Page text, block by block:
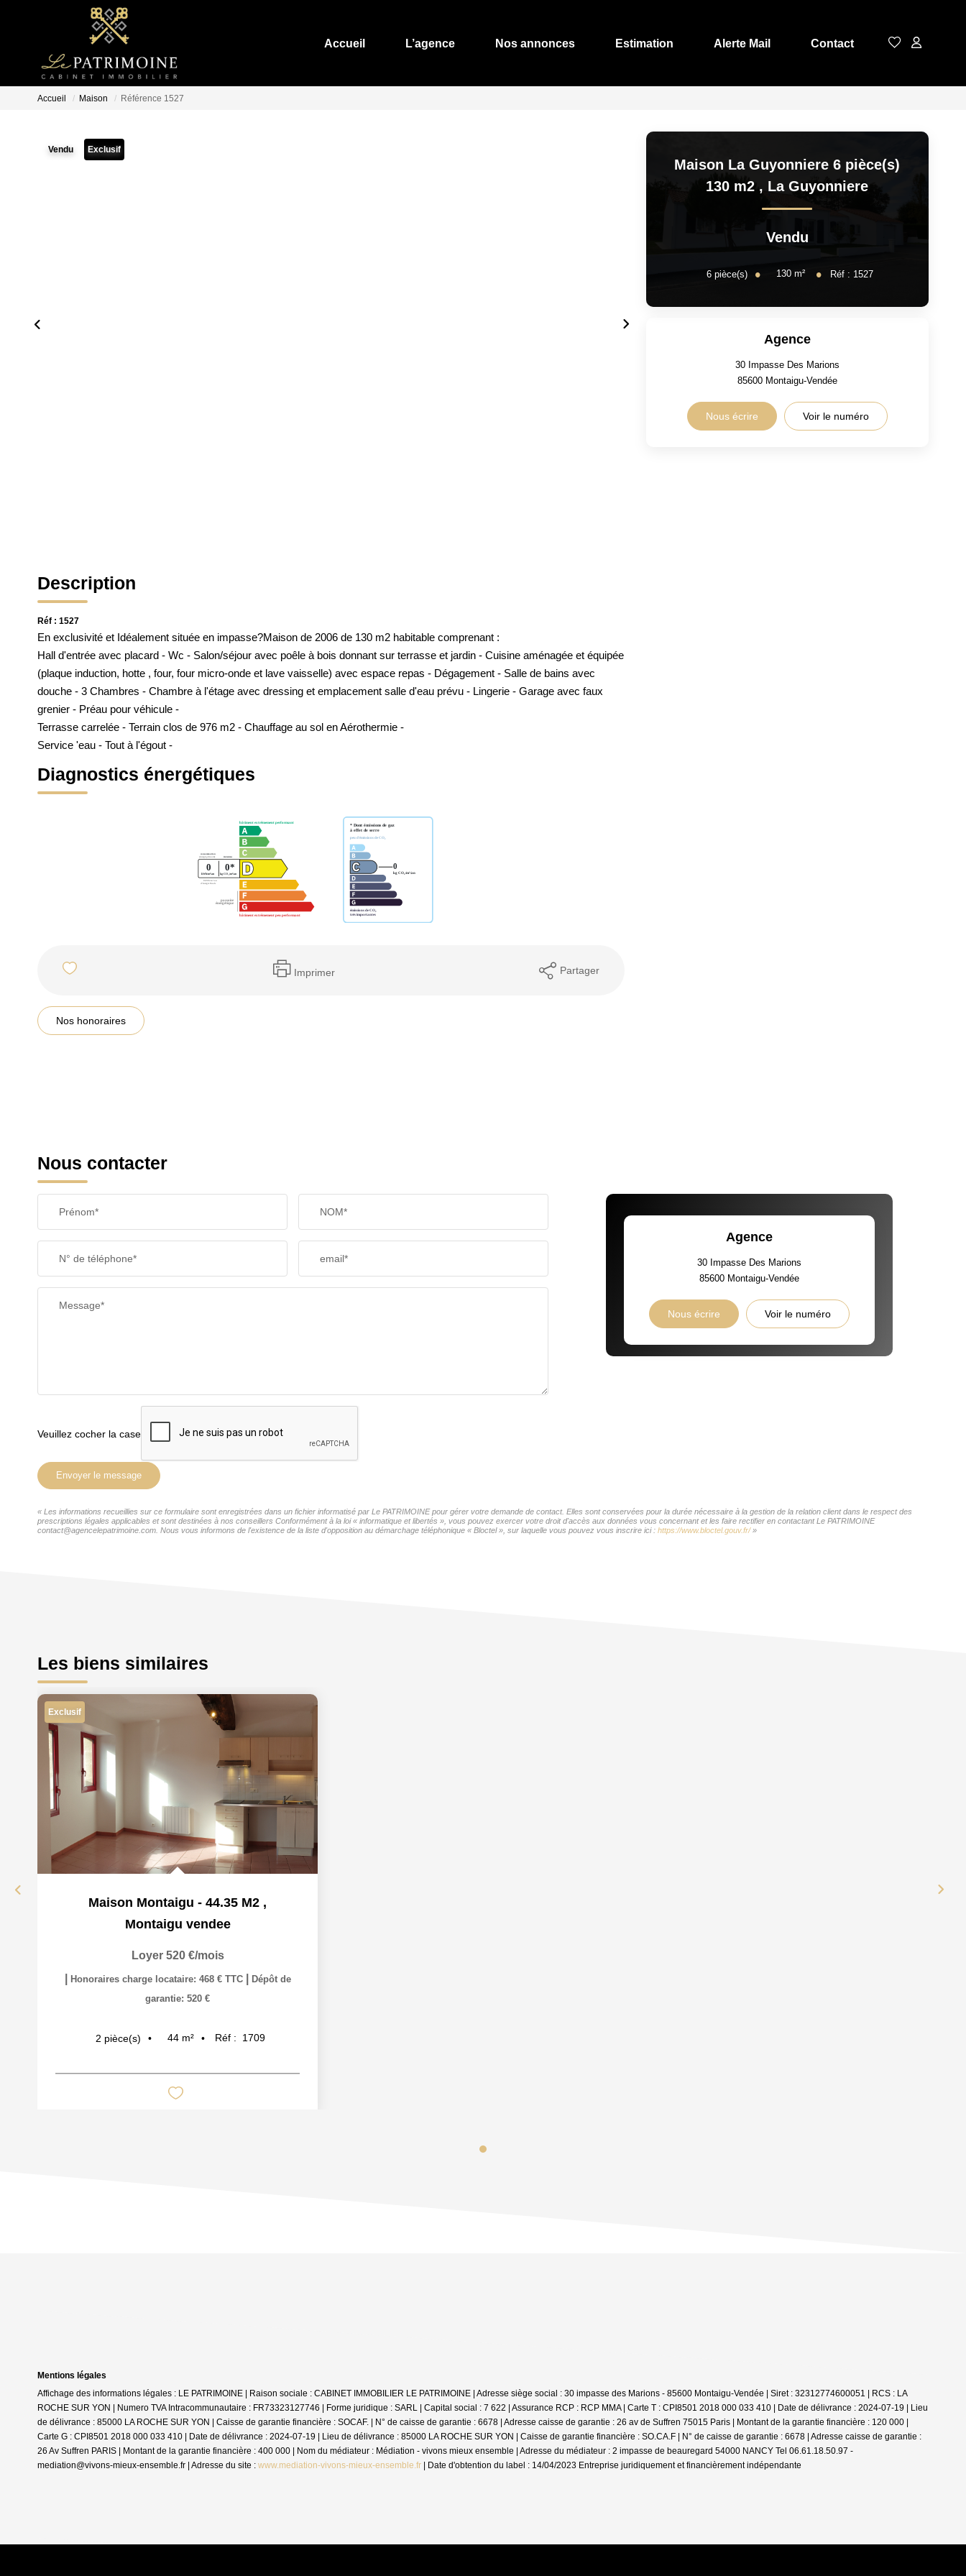
Accueil L’agence Nos annonces Estimation Alerte Mail Contact
Accueil Maison Référence 1527
Vendu Exclusif
Description
Réf : 1527
En exclusivité et Idéalement située en impasse?Maison de 2006 de 130 m2 habitable comprenant :
Hall d'entrée avec placard - Wc - Salon/séjour avec poêle à bois donnant sur terrasse et jardin - Cuisine aménagée et équipée
(plaque induction, hotte , four, four micro-onde et lave vaisselle) avec espace repas - Dégagement - Salle de bains avec
douche - 3 Chambres - Chambre à l'étage avec dressing et emplacement salle d'eau prévu - Lingerie - Garage avec faux
grenier - Préau pour véhicule -
Terrasse carrelée - Terrain clos de 976 m2 - Chauffage au sol en Aérothermie -
Service 'eau - Tout à l'égout -
Diagnostics énergétiques
Imprimer Partager
Nos honoraires
Maison La Guyonniere 6 pièce(s)
130 m2 , La Guyonniere
Vendu
6pièce(s) 130m² Réf : 1527
Agence
30 Impasse Des Marions
85600 Montaigu-Vendée
Nous écrire Voir le numéro
Nous contacter
Prénom* NOM*
N° de téléphone* email*
Message*
Veuillez cocher la case
Envoyer le message
Agence
30 Impasse Des Marions
85600 Montaigu-Vendée
Nous écrire Voir le numéro
« Les informations recueillies sur ce formulaire sont enregistrées dans un fichier informatisé par Le PATRIMOINE pour gérer votre demande de contact. Elles sont conservées pour la durée nécessaire à la gestion de la relation client dans le respect des
prescriptions légales applicables et sont destinées à nos conseillers Conformément à la loi « informatique et libertés », vous pouvez exercer votre droit d'accès aux données vous concernant et les faire rectifier en contactant Le PATRIMOINE
contact@agencelepatrimoine.com. Nous vous informons de l'existence de la liste d'opposition au démarchage téléphonique « Bloctel », sur laquelle vous pouvez vous inscrire ici : https://www.bloctel.gouv.fr/»
Les biens similaires
Exclusif
Maison Montaigu - 44.35 M2 ,
Montaigu vendee
Loyer 520 €/mois
Honoraires charge locataire: 468 € TTC
Dépôt de
garantie: 520 €
2 pièce(s) 44 m² Réf : 1709
Mentions légales
Affichage des informations légales : LE PATRIMOINE | Raison sociale : CABINET IMMOBILIER LE PATRIMOINE | Adresse siège social : 30 impasse des Marions - 85600 Montaigu-Vendée | Siret : 32312774600051 | RCS : LA
ROCHE SUR YON | Numero TVA Intracommunautaire : FR73323127746 | Forme juridique : SARL | Capital social : 7 622 | Assurance RCP : RCP MMA | Carte T : CPI8501 2018 000 033 410 | Date de délivrance : 2024-07-19 | Lieu
de délivrance : 85000 LA ROCHE SUR YON | Caisse de garantie financière : SOCAF. | N° de caisse de garantie : 6678 | Adresse caisse de garantie : 26 av de Suffren 75015 Paris | Montant de la garantie financière : 120 000 |
Carte G : CPI8501 2018 000 033 410 | Date de délivrance : 2024-07-19 | Lieu de délivrance : 85000 LA ROCHE SUR YON | Caisse de garantie financière : SO.CA.F | N° de caisse de garantie : 6678 | Adresse caisse de garantie :
26 Av Suffren PARIS | Montant de la garantie financière : 400 000 | Nom du médiateur : Médiation - vivons mieux ensemble | Adresse du médiateur : 2 impasse de beauregard 54000 NANCY Tel 06.61.18.50.97 -
mediation@vivons-mieux-ensemble.fr | Adresse du site : www.mediation-vivons-mieux-ensemble.fr | Date d'obtention du label : 14/04/2023 Entreprise juridiquement et financièrement indépendante